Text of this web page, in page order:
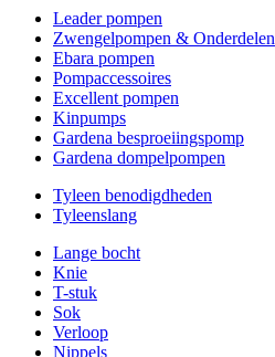
Leader pompen
Zwengelpompen & Onderdelen
Ebara pompen
Pompaccessoires
Excellent pompen
Kinpumps
Gardena besproeiingspomp
Gardena dompelpompen
Tyleen benodigdheden
Tyleenslang
Lange bocht
Knie
T-stuk
Sok
Verloop
Nippels